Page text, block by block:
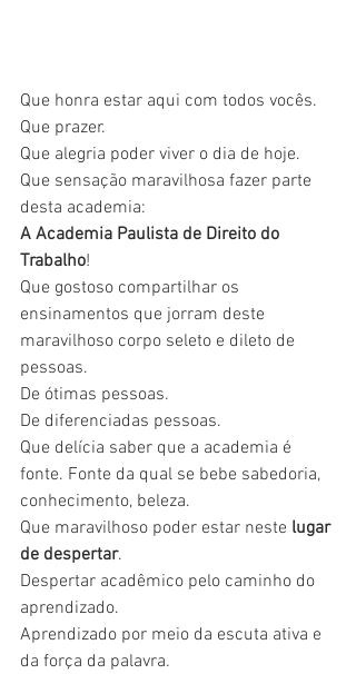
Que honra estar aqui com todos vocês.
Que prazer.
Que alegria poder viver o dia de hoje.
Que sensação maravilhosa fazer parte
desta academia:
A Academia Paulista de Direito do
Trabalho!
Que gostoso compartilhar os
ensinamentos que jorram deste
maravilhoso corpo seleto e dileto de
pessoas.
De ótimas pessoas.
De diferenciadas pessoas.
Que delícia saber que a academia é
fonte. Fonte da qual se bebe sabedoria,
conhecimento, beleza.
Que maravilhoso poder estar neste lugar
de despertar.
Despertar acadêmico pelo caminho do
aprendizado.
Aprendizado por meio da escuta ativa e
da força da palavra.